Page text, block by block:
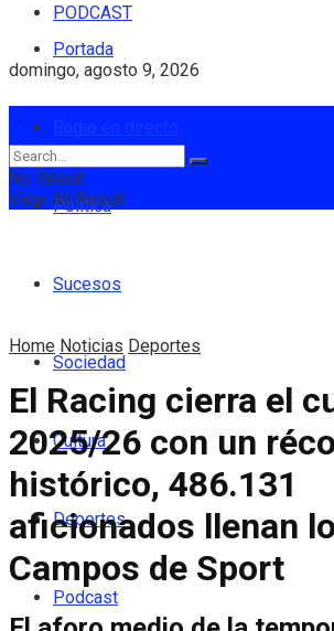
PODCAST
domingo, agosto 9, 2026
Portada
Política
Sucesos
Sociedad
Cultura
Deportes
Podcast
No Result
View All Result
Home Noticias Deportes
El Racing cierra el
2025/26 con un
histórico, 486.131
aficionados llenan
Campos de Sport